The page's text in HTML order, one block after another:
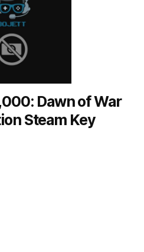
Dawn of War
Steam Key